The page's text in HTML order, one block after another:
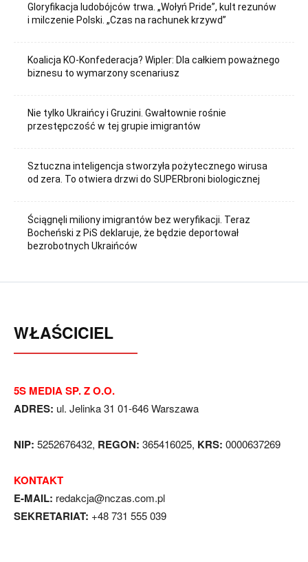
Gloryfikacja ludobójców trwa. „Wołyń Pride”, kult rezunów
i milczenie Polski. „Czas na rachunek krzywd”
Koalicja KO-Konfederacja? Wipler: Dla całkiem poważnego
biznesu to wymarzony scenariusz
Nie tylko Ukraińcy i Gruzini. Gwałtownie rośnie
przestępczość w tej grupie imigrantów
Sztuczna inteligencja stworzyła pożytecznego wirusa
od zera. To otwiera drzwi do SUPERbroni biologicznej
Ściągnęli miliony imigrantów bez weryfikacji. Teraz
Bocheński z PiS deklaruje, że będzie deportował
bezrobotnych Ukraińców
WŁAŚCICIEL
5S MEDIA SP. Z O.O.
ADRES: ul. Jelinka 31 01-646 Warszawa
NIP: 5252676432, REGON: 365416025, KRS: 0000637269
KONTAKT
E-MAIL: redakcja@nczas.com.pl
SEKRETARIAT: +48 731 555 039